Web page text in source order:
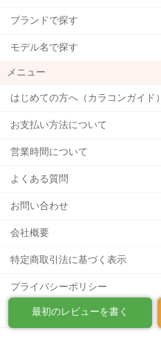
最初のレビューを書く
ブランドで探す
モデル名で探す
メニュー
はじめての方へ（カラコンガイド）
お支払い方法について
営業時間について
よくある質問
お問い合わせ
会社概要
特定商取引法に基づく表示
プライバシーポリシー
利用規約